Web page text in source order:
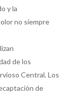
y la
no siempre
de los
Central. Los
de